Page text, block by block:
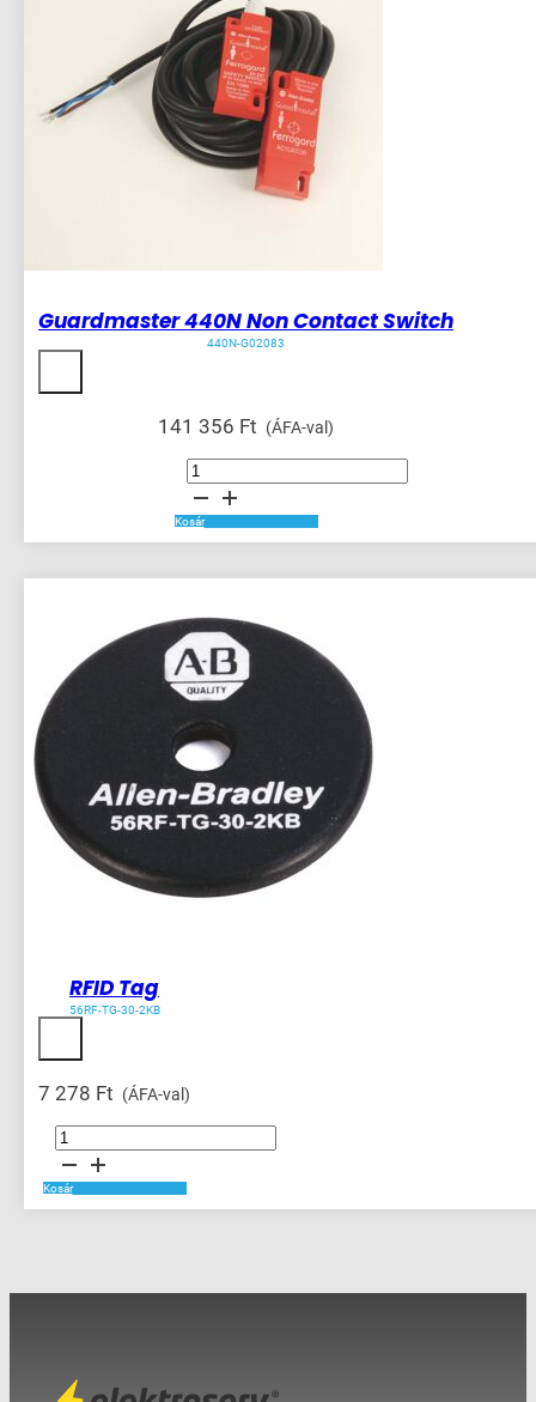
Guardmaster 440N Non Contact Switch
440N-G02083
141 356 Ft (ÁFA-val)
Guardmaster
440N
Contact
Switch
mennyiség
Kosár
RFID Tag
56RF-TG-30-2KB
7 278 Ft (ÁFA-val)
RFID
Tag
mennyiség
Kosár